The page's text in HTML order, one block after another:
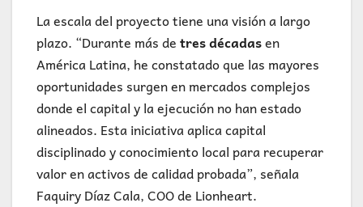
La escala del proyecto tiene una visión a largo
plazo. “Durante más detres décadasen
América Latina, he constatado que las mayores
oportunidades surgen en mercados complejos
donde el capital y la ejecución no han estado
alineados. Esta iniciativa aplica capital
disciplinado y conocimiento local para recuperar
valor en activos de calidad probada”, señala
Faquiry Díaz Cala, COO de Lionheart.